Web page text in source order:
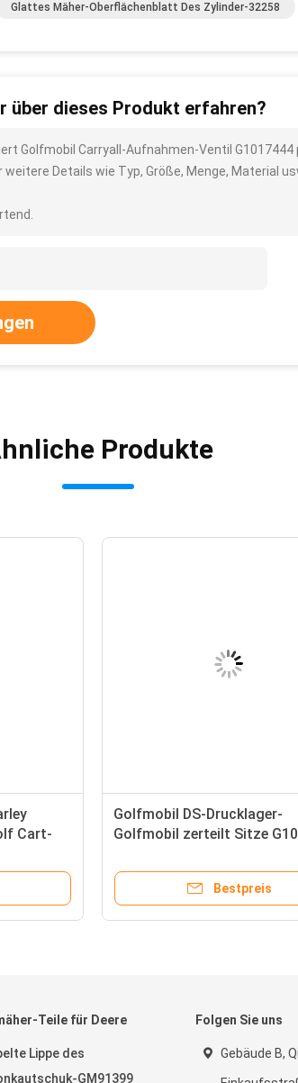
Glattes Mäher-Oberflächenblatt Des Zylinder-32258
über dieses Produkt erfahren?
Golfmobil Carryall-Aufnahmen-Ventil
weitere Details wie Typ, Größe, Menge, Material
Produkte
Cart-
Golfmobil DS-Drucklager-
Golfmobil zerteilt Sitze
Gas und elektrische Modelle
Bestpreis
Teile für Deere
Lippe des
GM91399
Folgen Sie uns
Gebäude B,